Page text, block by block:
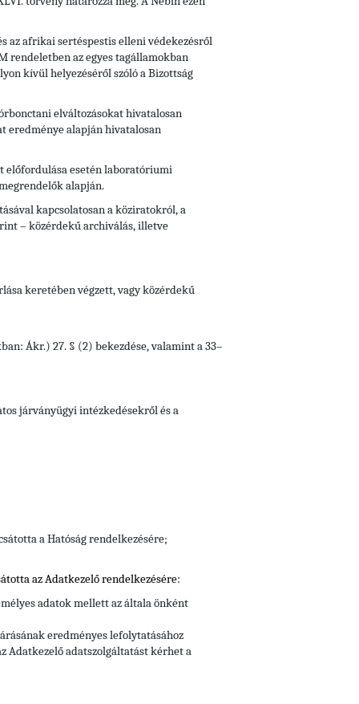
az afrikai sertéspestis elleni védekezésről
rendeletben az egyes tagállamokban
kívül helyezéséről szóló a Bizottság
elváltozásokat hivatalosan
eredménye alapján hivatalosan
előfordulása esetén laboratóriumi
alapján.
kapcsolatosan a köziratokról, a
– közérdekű archiválás, illetve
keretében végzett, vagy közérdekű
Ákr.) 27. § (2) bekezdése, valamint a 33–
járványügyi intézkedésekről és a
a Hatóság rendelkezésére;
az Adatkezelő rendelkezésére:
adatok mellett az általa önként
eredményes lefolytatásához
Adatkezelő adatszolgáltatást kérhet a